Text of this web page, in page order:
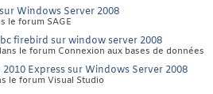
Windows Server 2008
le forum SAGE
firebird sur window server 2008
le forum Connexion aux bases de données
Express sur Windows Server 2008
le forum Visual Studio